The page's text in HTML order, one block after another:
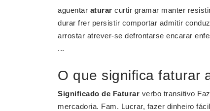
aguentar aturar curtir gramar manter
durar frer persistir comportar admitir
arrostar atrever-se defrontarse encarar
...
O que significa faturar
Significado de Faturar verbo transitivo
mercadoria. Fam. Lucrar, fazer dinheiro